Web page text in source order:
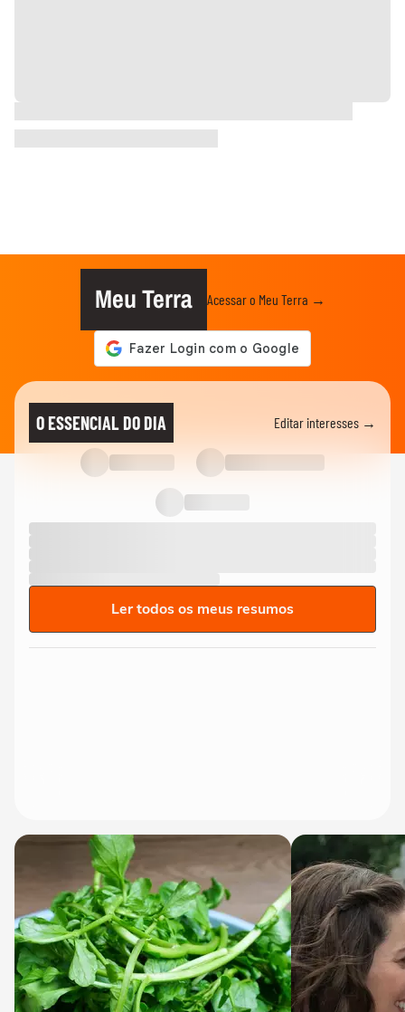
Meu Terra Acessar o Meu Terra →
O ESSENCIAL DO DIA Editar interesses →
Ler todos os meus resumos